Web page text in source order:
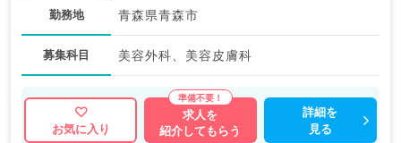
勤務地 青森県青森市
募集科目 美容外科、美容皮膚科
お気に入り
求人を
紹介してもらう
詳細を
見る